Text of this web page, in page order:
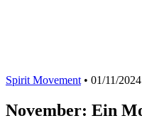
Spirit Movement • 01/11/2024
November: Ein